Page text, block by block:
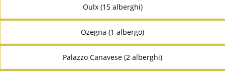
Oulx (15 alberghi)
Ozegna (1 albergo)
Palazzo Canavese (2 alberghi)